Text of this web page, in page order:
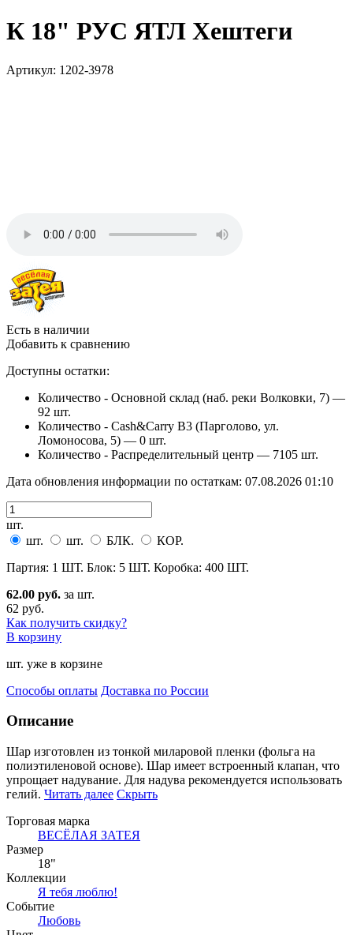
К 18" РУС ЯТЛ Хештеги
Артикул: 1202-3978
Есть в наличии
Добавить к сравнению
Доступны остатки:
Количество - Основной склад (наб. реки Волковки, 7) —
92 шт.
Количество - Cash&Carry B3 (Парголово, ул.
Ломоносова, 5) — 0 шт.
Количество - Распределительный центр — 7105 шт.
Дата обновления информации по остаткам: 07.08.2026 01:10
шт.
шт.
шт. БЛК.
КОР.
Партия: 1 ШТ. Блок: 5 ШТ. Коробка: 400 ШТ.
62.00 руб. за шт.
62 руб.
Как получить скидку?
В корзину
шт. уже в корзине
Способы оплаты Доставка по России
Описание
Шар изготовлен из тонкой миларовой пленки (фольга на
полиэтиленовой основе). Шар имеет встроенный клапан, что
упрощает надувание. Для надува рекомендуется использовать
гелий. Читать далее Скрыть
Торговая марка
ВЕСЁЛАЯ ЗАТЕЯ
Размер
18"
Коллекции
Я тебя люблю!
Событие
Любовь